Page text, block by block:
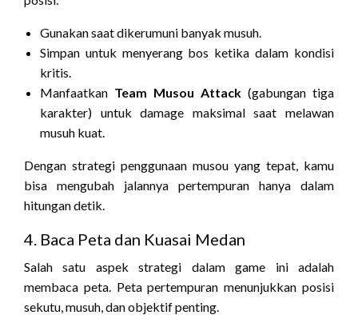
Gunakan saat dikerumuni banyak musuh.
Simpan untuk menyerang bos ketika dalam kondisi
kritis.
Manfaatkan Team Musou Attack (gabungan tiga
karakter) untuk damage maksimal saat melawan
musuh kuat.
Dengan strategi penggunaan musou yang tepat, kamu
bisa mengubah jalannya pertempuran hanya dalam
hitungan detik.
4. Baca Peta dan Kuasai Medan
Salah satu aspek strategi dalam game ini adalah
membaca peta. Peta pertempuran menunjukkan posisi
sekutu, musuh, dan objektif penting.